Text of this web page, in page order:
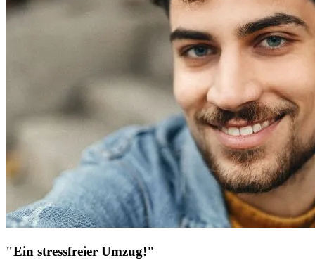
"Ein stressfreier Umzug!"